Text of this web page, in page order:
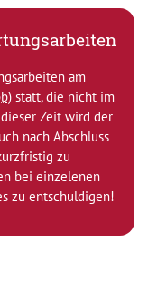
am
) statt, die nicht im
Zeit wird der
nach Abschluss
zu
bei einzelenen
zu entschuldigen!